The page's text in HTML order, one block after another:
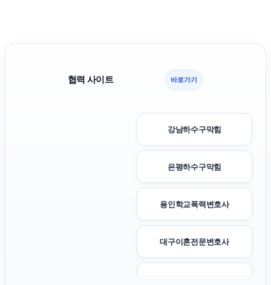
협력 사이트 바로가기
강남하수구막힘
은평하수구막힘
용인학교폭력변호사
대구이혼전문변호사